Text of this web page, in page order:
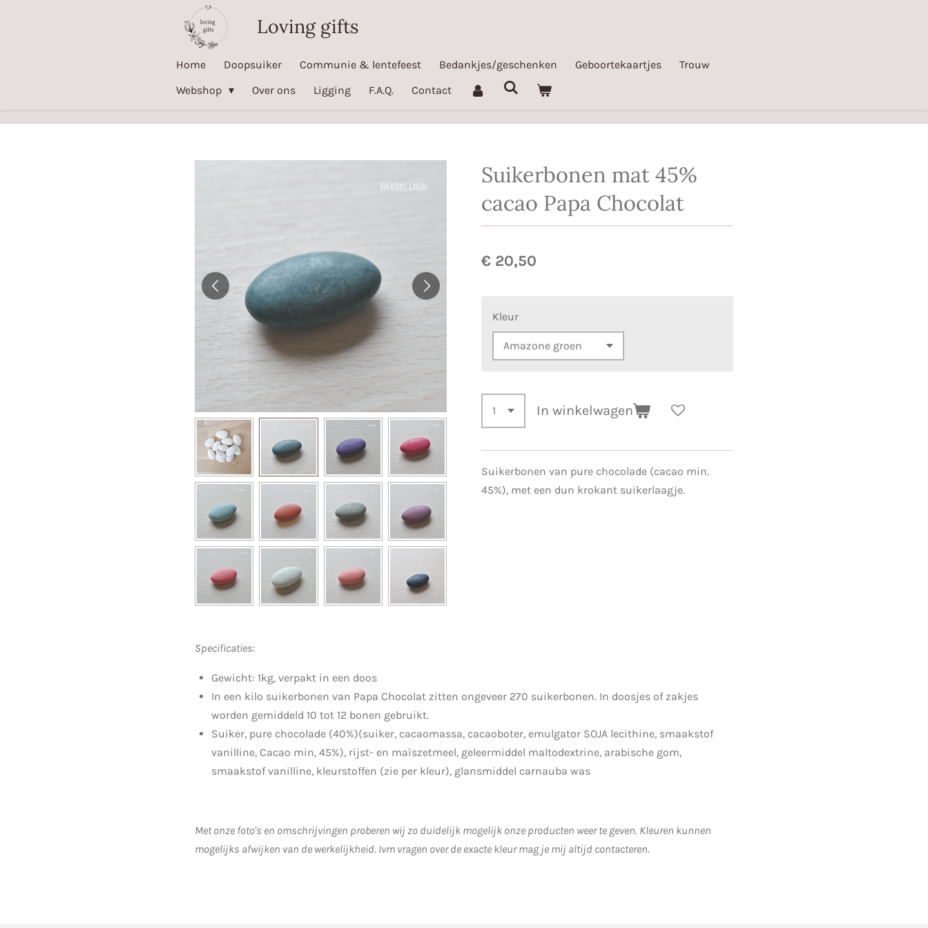
Loving gifts
Home Doopsuiker Communie & lentefeest Bedankjes/geschenken Geboortekaartjes
Trouw
Webshop
Over ons Ligging F.A.Q. Contact
Suikerbonen mat 45%
cacao Papa Chocolat
€ 20,50
Kleur
In winkelwagen
Suikerbonen van pure chocolade (cacao min.
45%), met een dun krokant suikerlaagje.
Specificaties:
Gewicht: 1kg, verpakt in een doos
In een kilo suikerbonen van Papa Chocolat zitten ongeveer 270 suikerbonen. In doosjes of zakjes
worden gemiddeld 10 tot 12 bonen gebruikt.
Suiker, pure chocolade (40%)(suiker, cacaomassa, cacaoboter, emulgator SOJA lecithine, smaakstof
vanilline, Cacao min, 45%), rijst- en maïszetmeel, geleermiddel maltodextrine, arabische gom,
smaakstof vanilline, kleurstoffen (zie per kleur), glansmiddel carnauba was
Met onze foto's en omschrijvingen proberen wij zo duidelijk mogelijk onze producten weer te geven. Kleuren kunnen
mogelijks afwijken van de werkelijkheid. Ivm vragen over de exacte kleur mag je mij altijd contacteren.